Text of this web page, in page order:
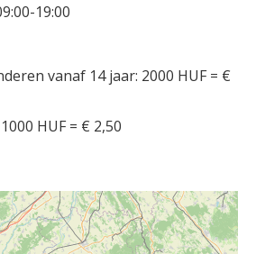
19:00
vanaf 14 jaar: 2000 HUF = €
HUF = € 2,50